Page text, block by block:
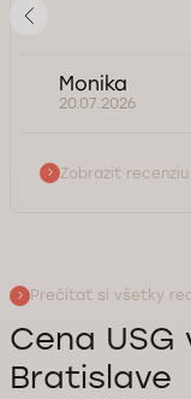
Monika
20.07.2026
Zobraziť recenziu
Prečítať si všetky
Cena
Bratislave